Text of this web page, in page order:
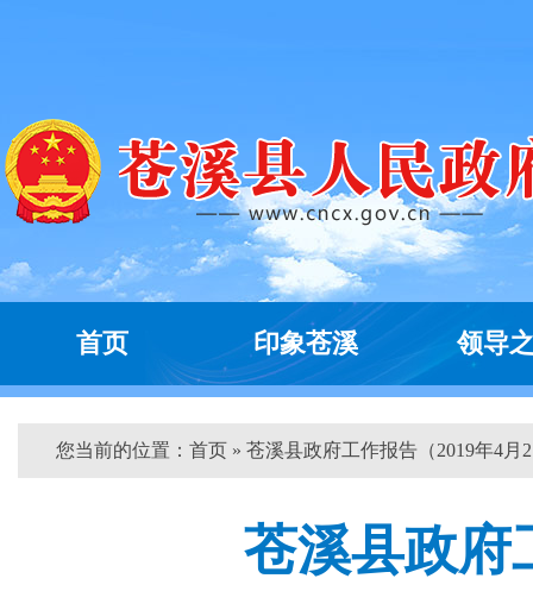
首页 印象苍溪 领导
您当前的位置： 首页 » 苍溪县政府工作报告（2019年4月
苍溪县政府